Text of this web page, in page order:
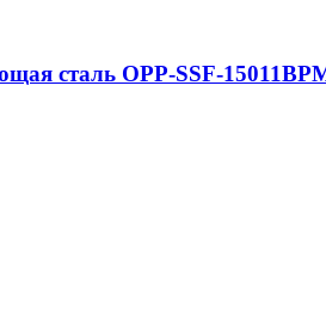
сталь OPP-SSF-